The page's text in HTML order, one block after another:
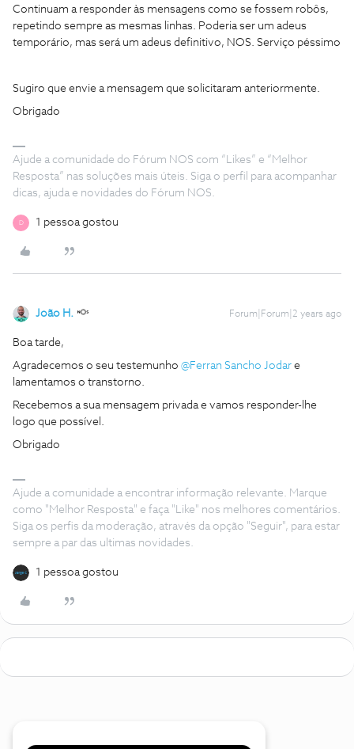
Continuam a responder às mensagens como se fossem robôs,
repetindo sempre as mesmas linhas. Poderia ser um adeus
temporário, mas será um adeus definitivo, NOS. Serviço péssimo
Sugiro que envie a mensagem que solicitaram anteriormente.
Obrigado
Ajude a comunidade do Fórum NOS com “Likes” e “Melhor
Resposta” nas soluções mais úteis. Siga o perfil para acompanhar
dicas, ajuda e novidades do Fórum NOS.
D 1 pessoa gostou
João H. Forum|Forum|2 years ago
Boa tarde,
Agradecemos o seu testemunho @Ferran Sancho Jodar e
lamentamos o transtorno.
Recebemos a sua mensagem privada e vamos responder-lhe
logo que possível.
Obrigado
Ajude a comunidade a encontrar informação relevante. Marque
como "Melhor Resposta" e faça "Like" nos melhores comentários.
Siga os perfis da moderação, através da opção "Seguir", para estar
sempre a par das ultimas novidades.
1 pessoa gostou